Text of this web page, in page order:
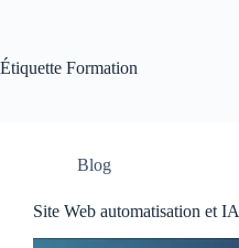
Étiquette Formation
Blog
Site Web automatisation et IA